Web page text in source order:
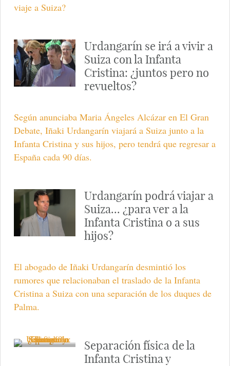
viaje a Suiza?
Urdangarín se irá a vivir a
Suiza con la Infanta
Cristina: ¿juntos pero no
revueltos?
Según anunciaba Maria Ángeles Alcázar en El Gran
Debate, Iñaki Urdangarín viajará a Suiza junto a la
Infanta Cristina y sus hijos, pero tendrá que regresar a
España cada 90 días.
Urdangarín podrá viajar a
Suiza... ¿para ver a la
Infanta Cristina o a sus
hijos?
El abogado de Iñaki Urdangarín desmintió los
rumores que relacionaban el traslado de la Infanta
Cristina a Suiza con una separación de los duques de
Palma.
Separación física de la
Infanta Cristina y